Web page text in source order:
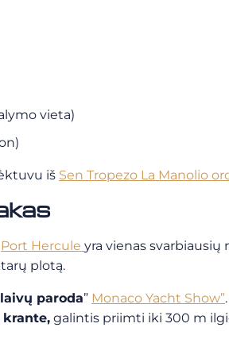
vieta)
iš Sen Tropezo La Manolio
Port Hercule yra vienas svarbiausių
plotą.
paroda” Monaco Yacht Show”.
galintis priimti iki 300 m